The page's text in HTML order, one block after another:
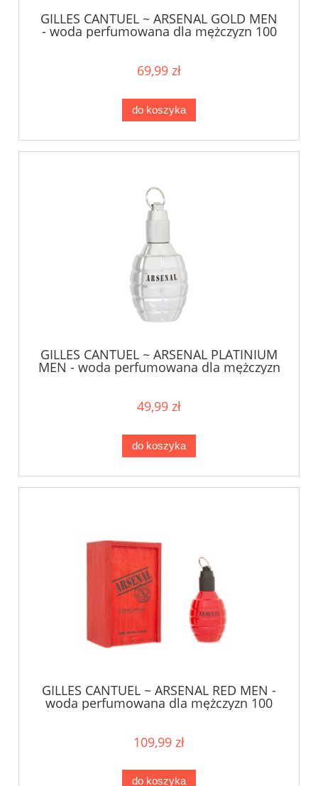
GILLES CANTUEL ~ ARSENAL GOLD MEN
- woda perfumowana dla mężczyzn 100
ml - USZKO/OPAK
69,99 zł
do koszyka
GILLES CANTUEL ~ ARSENAL PLATINIUM
MEN - woda perfumowana dla mężczyzn
100ml - TESTER
49,99 zł
do koszyka
GILLES CANTUEL ~ ARSENAL RED MEN -
woda perfumowana dla mężczyzn 100
109,99 zł
do koszyka